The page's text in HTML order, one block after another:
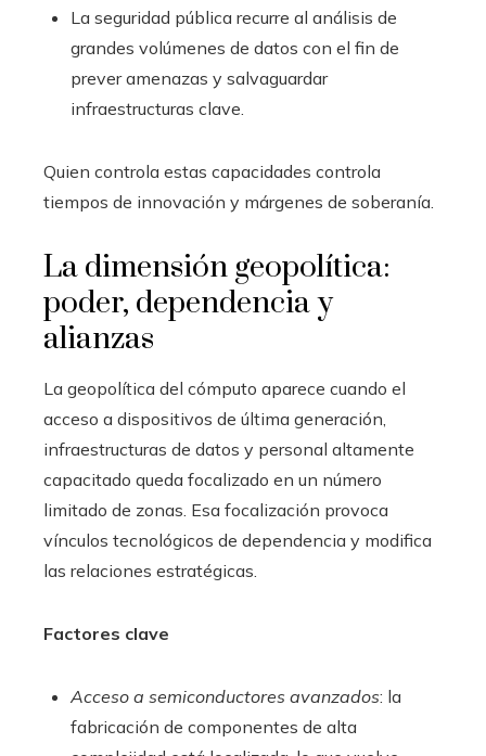
La seguridad pública recurre al análisis de
grandes volúmenes de datos con el fin de
prever amenazas y salvaguardar
infraestructuras clave.
Quien controla estas capacidades controla
tiempos de innovación y márgenes de soberanía.
La dimensión geopolítica:
poder, dependencia y
alianzas
La geopolítica del cómputo aparece cuando el
acceso a dispositivos de última generación,
infraestructuras de datos y personal altamente
capacitado queda focalizado en un número
limitado de zonas. Esa focalización provoca
vínculos tecnológicos de dependencia y modifica
las relaciones estratégicas.
Factores clave
Acceso a semiconductores avanzados: la
fabricación de componentes de alta